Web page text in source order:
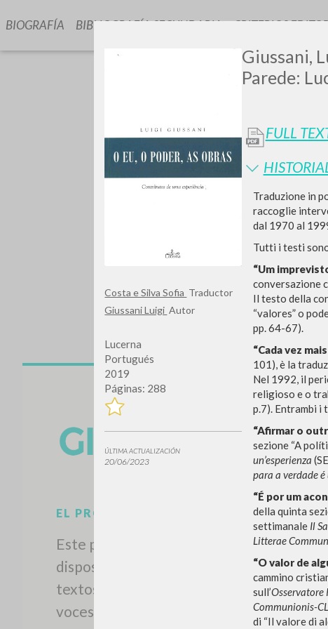
Costa e Silva Sofia Traductor
Giussani Luigi Autor
Lucerna
Portugués
2019
Páginas: 288
ÚLTIMA ACTUALIZACIÓN
20/06/2023
Giussani,
Parede:
FULL
Traduzione in
raccoglie
dal 1970 al
Tutti i testi
“Um
conversazione
Il testo della
“valores” o
pp. 64-67).
“Cada vez
101), è la
Nel 1992, il
religioso e o
p.7). Entrambi i
“Afirmar o
sezione “A
un’esperienza
para a verdade
“É por um
della quinta
settimanale Il
Litterae
“O valor de
cammino
sull’Osservatore
Communionis-CL
di “Il valore di
BIOGRAFÍA BIBLIOGRAFÍA SECUNDARIA CRITERIOS
¿Quieres
TIPOLOGÍA
EL PROYECTO
Este portal recoge y pone a